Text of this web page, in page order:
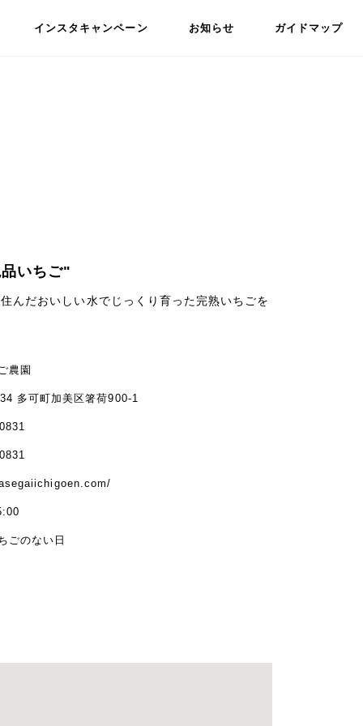
インスタキャンペーン お知らせ ガイドマップ
いちご"
んだおいしい水でじっくり育った完熟いちごを
農園
多可町加美区箸荷900-1
ごのない日